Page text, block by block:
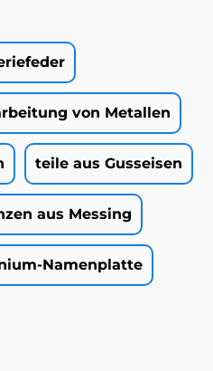
von Metallen
teile aus Gusseisen
aus Messing
Namenplatte